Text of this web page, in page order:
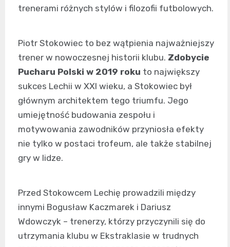
trenerami różnych stylów i filozofii futbolowych.
Piotr Stokowiec to bez wątpienia najważniejszy
trener w nowoczesnej historii klubu. Zdobycie
Pucharu Polski w 2019 roku to największy
sukces Lechii w XXI wieku, a Stokowiec był
głównym architektem tego triumfu. Jego
umiejętność budowania zespołu i
motywowania zawodników przyniosła efekty
nie tylko w postaci trofeum, ale także stabilnej
gry w lidze.
Przed Stokowcem Lechię prowadzili między
innymi Bogusław Kaczmarek i Dariusz
Wdowczyk – trenerzy, którzy przyczynili się do
utrzymania klubu w Ekstraklasie w trudnych